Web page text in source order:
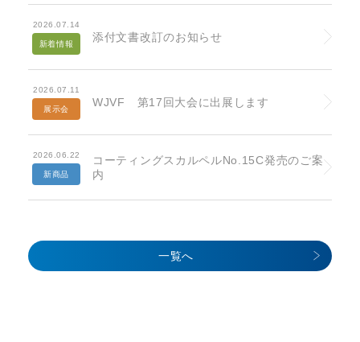
2026.07.14
新着情報
添付文書改訂のお知らせ
2026.07.11
展示会
WJVF 第17回大会に出展します
2026.06.22
新商品
コーティングスカルペルNo.15C発売のご案
内
一覧へ